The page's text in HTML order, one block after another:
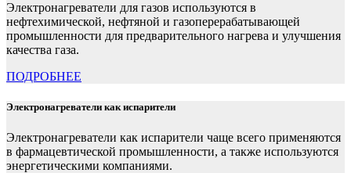
Электронагреватели для газов используются в
нефтехимической, нефтяной и газоперерабатывающей
промышленности для предварительного нагрева и улучшения
качества газа.
ПОДРОБНЕЕ
Электронагреватели как испарители
Электронагреватели как испарители чаще всего применяются
в фармацевтической промышленности, а также используются
энергетическими компаниями.